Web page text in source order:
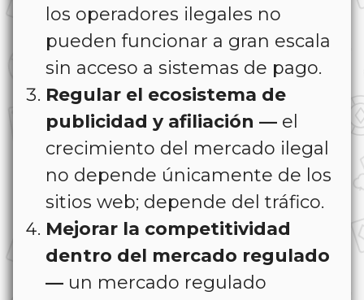
los operadores ilegales no
pueden funcionar a gran escala
sin acceso a sistemas de pago.
Regular el ecosistema de
publicidad y afiliación — el
crecimiento del mercado ilegal
no depende únicamente de los
sitios web; depende del tráfico.
Mejorar la competitividad
dentro del mercado regulado
— un mercado regulado